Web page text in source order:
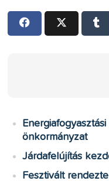
önkormányzat
Járdafelújítás
Fesztivált